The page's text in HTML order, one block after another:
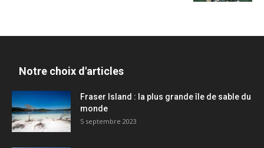
Notre choix d'articles
Fraser Island : la plus grande île de sable du
monde
5 septembre 2023